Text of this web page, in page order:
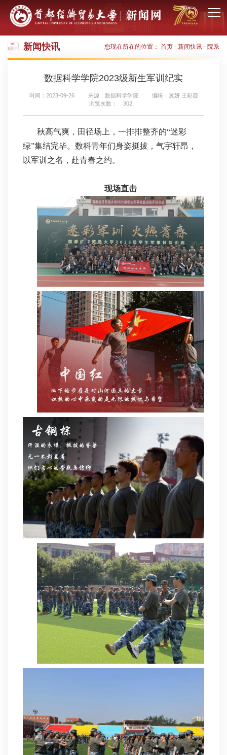
新闻快讯 您现在所在的位置： 首页 - 新闻快讯 - 院系
数据科学学院2023级新生军训纪实
时间：2023-09-26 来源：数据科学学院
编辑：冀妍 王彩霞
浏览次数：
302
秋高气爽，田径场上，一排排整齐的“迷彩
绿”集结完毕。数科青年们身姿挺拔，气宇轩昂，
以军训之名，赴青春之约。
现场直击